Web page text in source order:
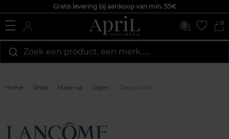
Gratis levering bij aankoop van min. 55€
0
Zoek een product, een merk…...
Home Shop Make-up Ogen Crayon Khôl